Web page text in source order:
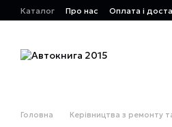
Перейти до основного контенту
Каталог Про нас Оплата і
Головна Керівництва з ремонту